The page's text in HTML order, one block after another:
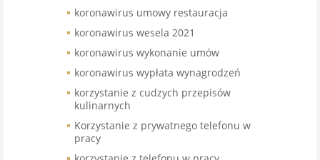
koronawirus umowy restauracja
koronawirus wesela 2021
koronawirus wykonanie umów
koronawirus wypłata wynagrodzeń
korzystanie z cudzych przepisów
kulinarnych
Korzystanie z prywatnego telefonu w
pracy